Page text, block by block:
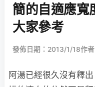
簡的自適應寬
大家參考
發佈日期：2013/1/18作者
阿湯已經很久沒有釋